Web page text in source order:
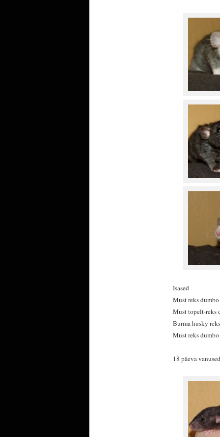
Isased
Must reks dumbo
Must topelt-reks
Burma husky
Must reks
18 päeva